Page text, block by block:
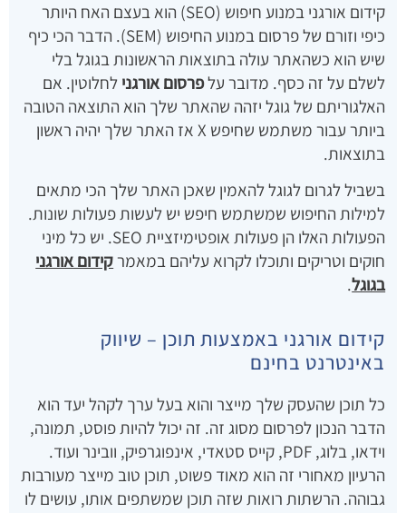
קידום אורגני במנוע חיפוש (SEO) הוא בעצם האח היותר
כיפי וזורם של פרסום במנוע החיפוש (SEM). הדבר הכי כיף
שיש הוא כשהאתר עולה בתוצאות הראשונות בגוגל בלי
לשלם על זה כסף. מדובר עלפרסום אורגני לחלוטין. אם
האלגוריתם של גוגל יזהה שהאתר שלך הוא התוצאה הטובה
ביותר עבור משתמש שחיפש X אז האתר שלך יהיה ראשון
בתוצאות.
בשביל לגרום לגוגל להאמין שאכן האתר שלך הכי מתאים
למילות החיפוש שמשתמש חיפש יש לעשות פעולות שונות.
הפעולות האלו הן פעולות אופטימיזציית SEO. יש כל מיני
חוקים וטריקים ותוכלו לקרוא עליהם במאמרקידום אורגני
בגוגל.
קידום אורגני באמצעות תוכן – שיווק
באינטרנט בחינם
כל תוכן שהעסק שלך מייצר והוא בעל ערך לקהל יעד הוא
הדבר הנכון לפרסום מסוג זה. זה יכול להיות פוסט, תמונה,
וידאו, בלוג, PDF, קייס סטאדי, אינפוגרפיק, וובינר ועוד.
הרעיון מאחורי זה הוא מאוד פשוט, תוכן טוב מייצר מעורבות
גבוהה. הרשתות רואות שזה תוכן שמשתפים אותו, עושים לו